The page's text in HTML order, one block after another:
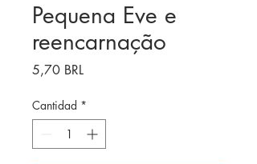
Pequena Eve e
reencarnação
5,70 BRLPrecio
Cantidad *